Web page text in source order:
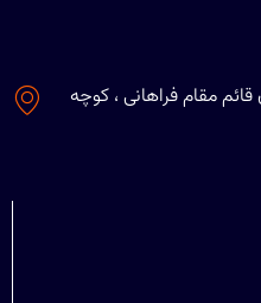
مقام فراهانی ، کوچه